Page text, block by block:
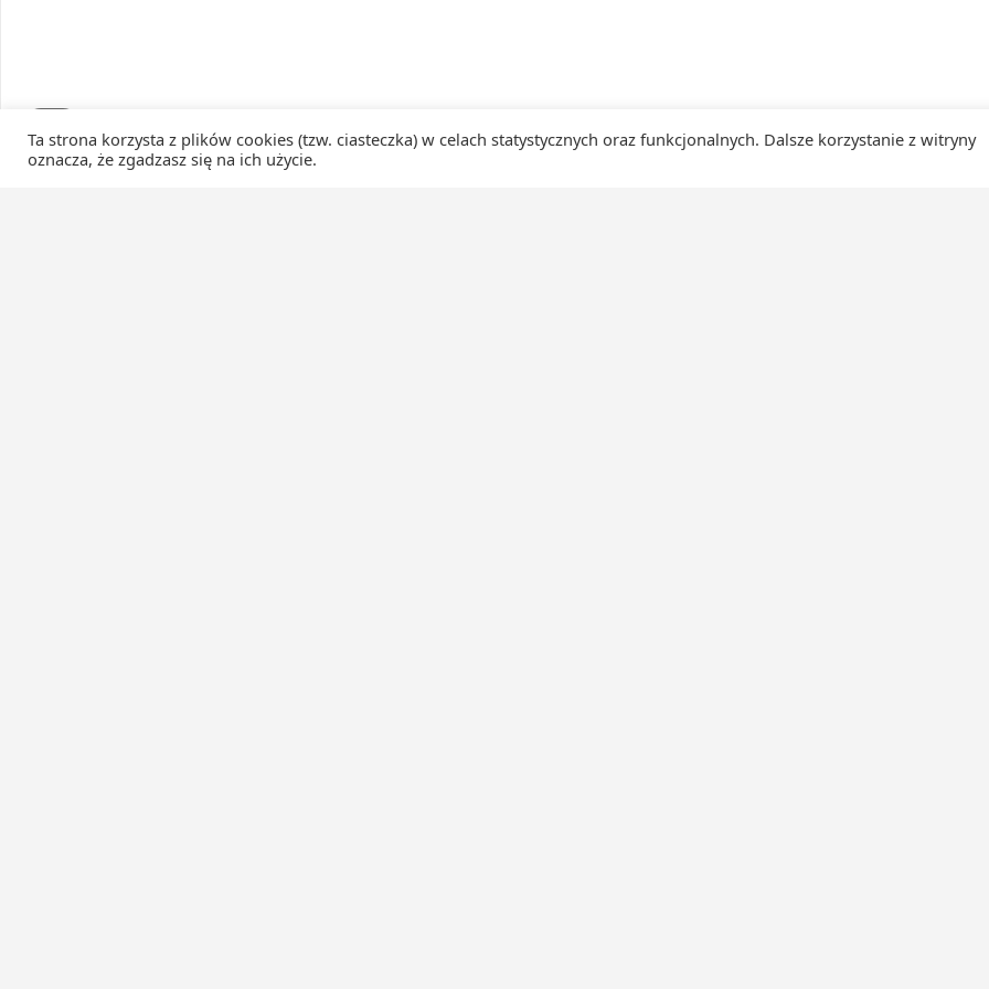
Ta strona korzysta z plików cookies (tzw. ciasteczka) w celach statystycznych oraz funkcjonalnych. Dalsze korzystanie z witryny
oznacza, że zgadzasz się na ich użycie.